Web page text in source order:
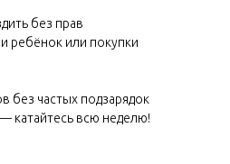
без прав
ребёнок или покупки
без частых подзарядок
катайтесь всю неделю!